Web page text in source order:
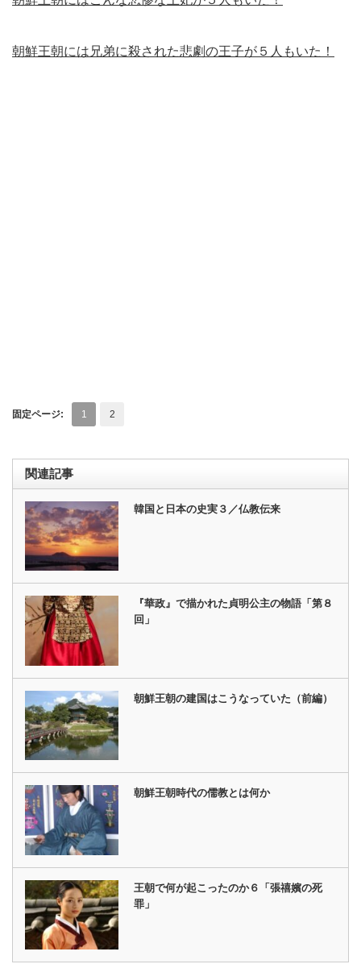
朝鮮王朝には兄弟に殺された悲劇の王子が５人もいた！
固定ページ: 1 2
関連記事
韓国と日本の史実３／仏教伝来
『華政』で描かれた貞明公主の物語「第８
回」
朝鮮王朝の建国はこうなっていた（前編）
朝鮮王朝時代の儒教とは何か
王朝で何が起こったのか６「張禧嬪の死
罪」